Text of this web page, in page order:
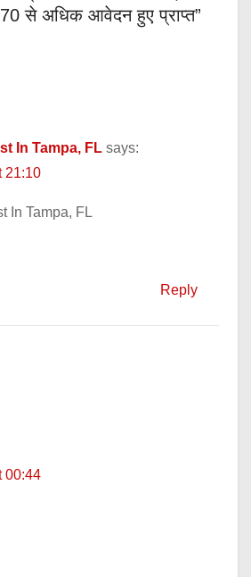
से अधिक आवेदन हुए प्राप्त”
In Tampa, FL says:
21:10
In Tampa, FL
Reply
00:44